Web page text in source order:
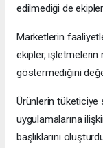
edilmediği de
Marketlerin
ekipler,
göstermediğini
Ürünlerin tüketiciye
uygulamalarına
başlıklarını